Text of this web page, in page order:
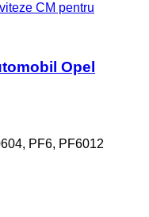
CM pentru
Opel
PF6, PF6012